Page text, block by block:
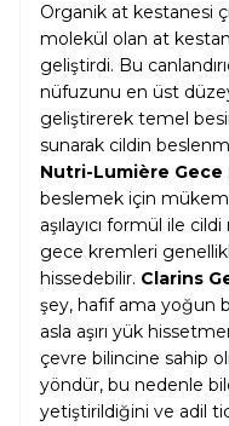
Organik at kestanesi
molekül olan at
geliştirdi. Bu
nüfuzunu en üst
geliştirerek temel
sunarak cildin
Nutri-Lumière Gece
beslemek için
aşılayıcı formül ile
gece kremleri
hissedebilir. Clarins
şey, hafif ama yoğun
asla aşırı yük
çevre bilincine sahip
yöndür, bu nedenle
yetiştirildiğini ve adil